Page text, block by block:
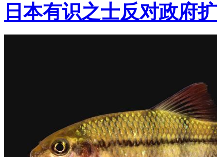
日本有识之士反对政府